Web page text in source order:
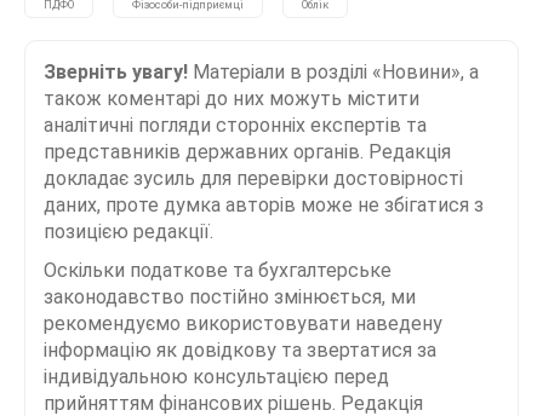
ПДФО Фізособи-підприємці Облік
Зверніть увагу! Матеріали в розділі «Новини», а
також коментарі до них можуть містити
аналітичні погляди сторонніх експертів та
представників державних органів. Редакція
докладає зусиль для перевірки достовірності
даних, проте думка авторів може не збігатися з
позицією редакції.
Оскільки податкове та бухгалтерське
законодавство постійно змінюється, ми
рекомендуємо використовувати наведену
інформацію як довідкову та звертатися за
індивідуальною консультацією перед
прийняттям фінансових рішень. Редакція